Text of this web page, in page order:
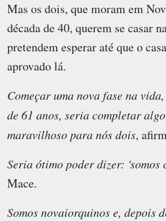
Mas os dois, que moram em
década de 40, querem se casar
pretendem esperar até que o
aprovado lá.
Começar uma nova fase na
de 61 anos, seria completar
maravilhoso para nós dois,
Seria ótimo poder dizer: 'somos
Mace.
Somos novaiorquinos e, depois